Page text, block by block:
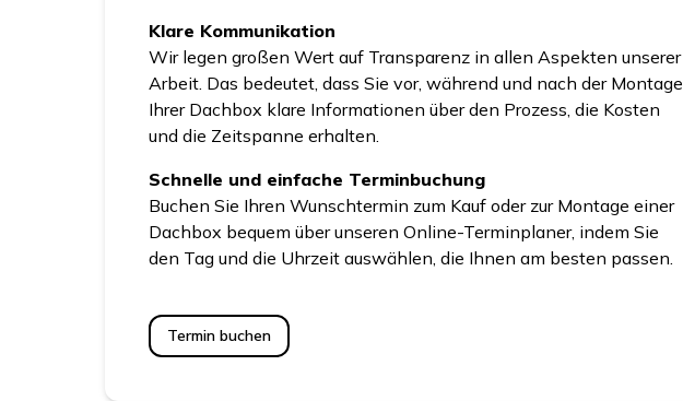
Klare Kommunikation
Wir legen großen Wert auf Transparenz in allen Aspekten unserer
Arbeit. Das bedeutet, dass Sie vor, während und nach der Montage
Ihrer Dachbox klare Informationen über den Prozess, die Kosten
und die Zeitspanne erhalten.
Schnelle und einfache Terminbuchung
Buchen Sie Ihren Wunschtermin zum Kauf oder zur Montage einer
Dachbox bequem über unseren Online-Terminplaner, indem Sie
den Tag und die Uhrzeit auswählen, die Ihnen am besten passen.
Termin buchen